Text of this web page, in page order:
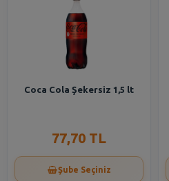
Coca Cola Şekersiz 1,5 lt
77,70 TL
Şube Seçiniz